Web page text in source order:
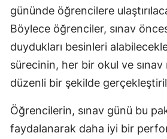
gününde öğrencilere
Böylece öğrenciler, sınav
duydukları besinleri
sürecinin, her bir okul ve
düzenli bir şekilde
Öğrencilerin, sınav günü bu
faydalanarak daha iyi bir